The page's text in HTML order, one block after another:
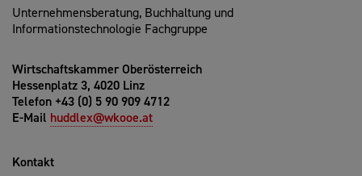
Unternehmensberatung, Buchhaltung und
Informationstechnologie Fachgruppe
Wirtschaftskammer Oberösterreich
Hessenplatz 3, 4020 Linz
Telefon +43 (0) 5 90 909 4712
E-Mail huddlex@wkooe.at
Kontakt